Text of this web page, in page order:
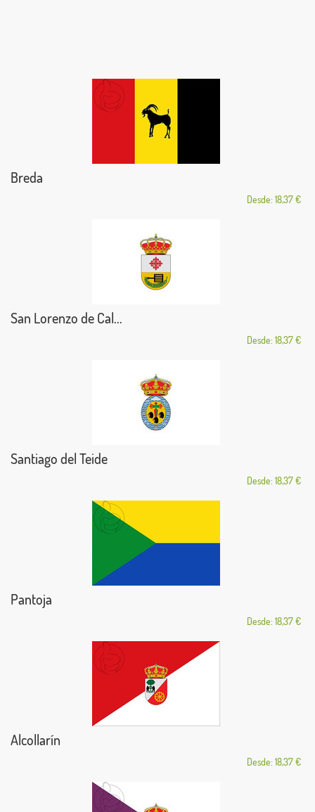
Breda
Desde: 18,37 €
San Lorenzo de Cal...
Desde: 18,37 €
Santiago del Teide
Desde: 18,37 €
Pantoja
Desde: 18,37 €
Alcollarín
Desde: 18,37 €